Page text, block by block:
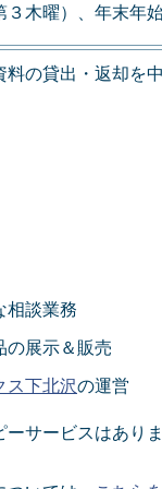
３木曜）、年末年
の貸出・返却を
相談業務
の展示＆販売
ス下北沢の運営
サービスはあり